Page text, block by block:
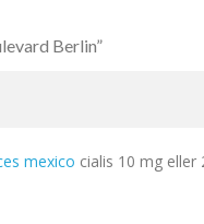
Berlin”
mexico cialis 10 mg